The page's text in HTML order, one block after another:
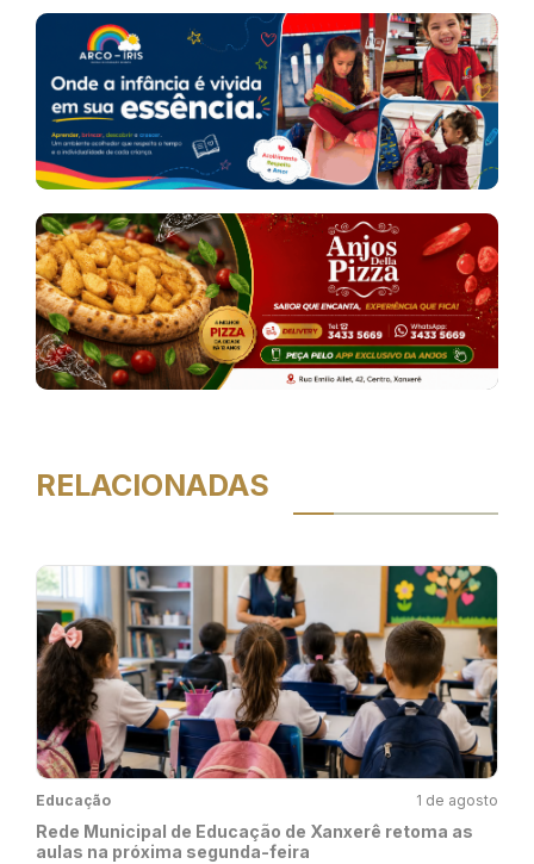
RELACIONADAS
Educação 1 de agosto
Rede Municipal de Educação de Xanxerê retoma as
aulas na próxima segunda-feira